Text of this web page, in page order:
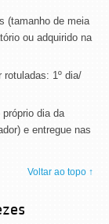
(tamanho de meia
ou adquirido na
1º dia/
dia da
e entregue nas
Voltar ao topo ↑